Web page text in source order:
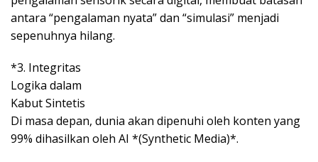
antara “pengalaman nyata” dan “simulasi” menjadi
sepenuhnya hilang.
*3. Integritas
Logika dalam
Kabut Sintetis
Di masa depan, dunia akan dipenuhi oleh konten yang
99% dihasilkan oleh AI *(Synthetic Media)*.